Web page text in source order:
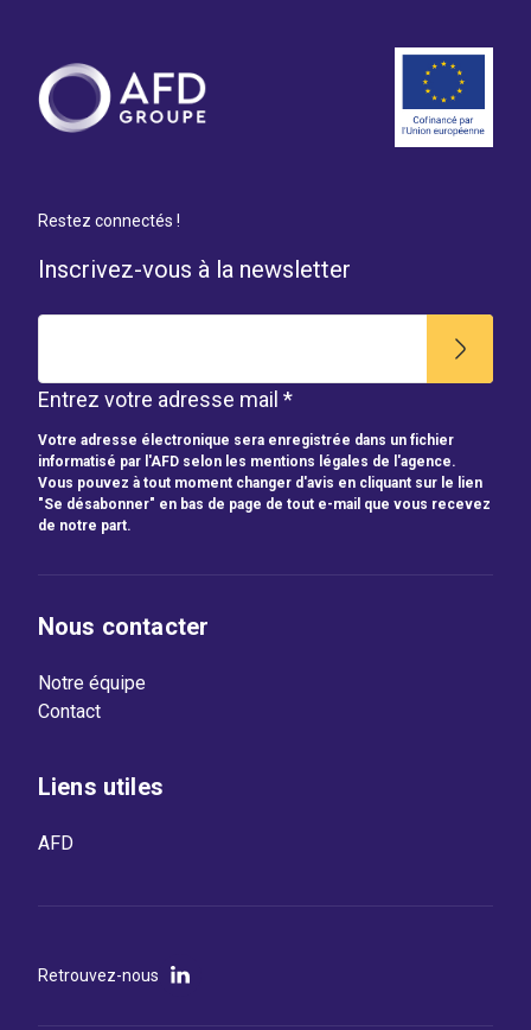
Restez connectés !
Inscrivez-vous à la newsletter
Entrez votre adresse mail *
Votre adresse électronique sera enregistrée dans un fichier
informatisé par l'AFD selon les mentions légales de l'agence.
Vous pouvez à tout moment changer d'avis en cliquant sur le lien
"Se désabonner" en bas de page de tout e-mail que vous recevez
de notre part.
Nous contacter
Notre équipe
Contact
Liens utiles
AFD
Retrouvez-nous